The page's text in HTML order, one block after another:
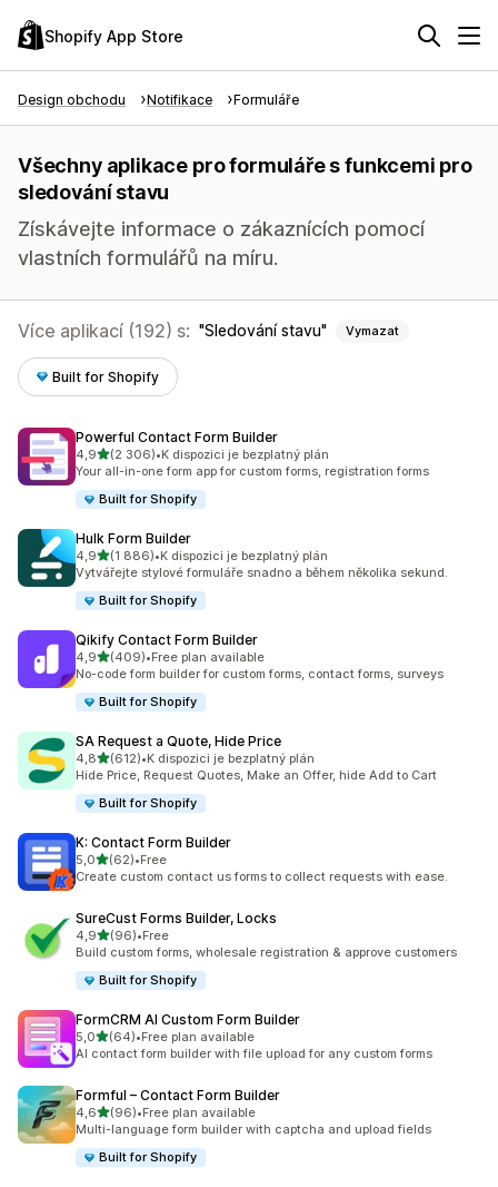
Shopify App Store
Design obchodu Notifikace Formuláře
Všechny aplikace pro formuláře s funkcemi pro
sledování stavu
Získávejte informace o zákaznících pomocí
vlastních formulářů na míru.
Více aplikací (192) s: Sledování stavu Vymazat
Built for Shopify
Powerful Contact Form Builder
4,9z 5 hvězd
(2 306)
Celkový počet recenzí: 2306
•K dispozici je bezplatný plán
Your all-in-one form app for custom forms, registration forms
Built for Shopify
Hulk Form Builder
4,9z 5 hvězd
(1 886)
Celkový počet recenzí: 1886
•K dispozici je bezplatný plán
Vytvářejte stylové formuláře snadno a během několika sekund.
Built for Shopify
Qikify Contact Form Builder
4,9z 5 hvězd
(409)
Celkový počet recenzí: 409
•Free plan available
No-code form builder for custom forms, contact forms, surveys
Built for Shopify
SA Request a Quote, Hide Price
4,8z 5 hvězd
(612)
Celkový počet recenzí: 612
•K dispozici je bezplatný plán
Hide Price, Request Quotes, Make an Offer, hide Add to Cart
Built for Shopify
K: Contact Form Builder
5,0z 5 hvězd
(62)
Celkový počet recenzí: 62
•Free
Create custom contact us forms to collect requests with ease.
SureCust Forms Builder, Locks
4,9z 5 hvězd
(96)
Celkový počet recenzí: 96
•Free
Build custom forms, wholesale registration & approve customers
Built for Shopify
FormCRM AI Custom Form Builder
5,0z 5 hvězd
(64)
Celkový počet recenzí: 64
•Free plan available
AI contact form builder with file upload for any custom forms
Formful – Contact Form Builder
4,6z 5 hvězd
(96)
Celkový počet recenzí: 96
•Free plan available
Multi-language form builder with captcha and upload fields
Built for Shopify